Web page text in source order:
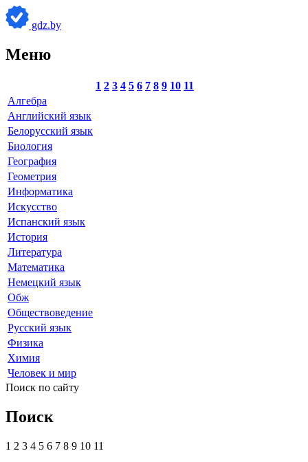
gdz.by
Меню
1 2 3 4 5 6 7 8 9 10 11
Алгебра
Английский язык
Белорусский язык
Биология
География
Геометрия
Информатика
Искусство
Испанский язык
История
Литература
Математика
Немецкий язык
Обж
Обществоведение
Русский язык
Физика
Химия
Человек и мир
Поиск по сайту
Поиск
1 2 3 4 5 6 7 8 9 10 11